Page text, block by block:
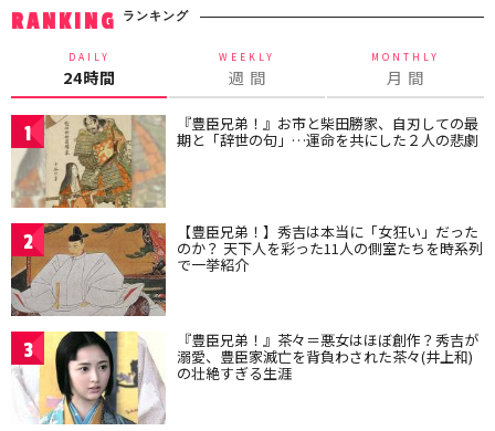
RANKING ランキング
DAILY
24時間
WEEKLY
週 間
MONTHLY
月 間
1 『豊臣兄弟！』お市と柴田勝家、自刃しての最
期と「辞世の句」…運命を共にした２人の悲劇
2 【豊臣兄弟！】秀吉は本当に「女狂い」だった
のか？ 天下人を彩った11人の側室たちを時系列
で一挙紹介
3 『豊臣兄弟！』茶々＝悪女はほぼ創作？秀吉が
溺愛、豊臣家滅亡を背負わされた茶々(井上和)
の壮絶すぎる生涯